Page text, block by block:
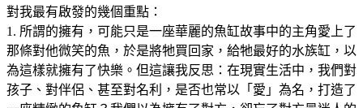
對我最有啟發的幾個重點：
1. 所謂的擁有，可能只是一座華麗的魚缸故事中的主角愛上了
那條對他微笑的魚，於是將牠買回家，給牠最好的水族缸，以
為這樣就擁有了快樂。但這讓我反思：在現實生活中，我們對
孩子、對伴侶、甚至對名利，是否也常以「愛」為名，打造了